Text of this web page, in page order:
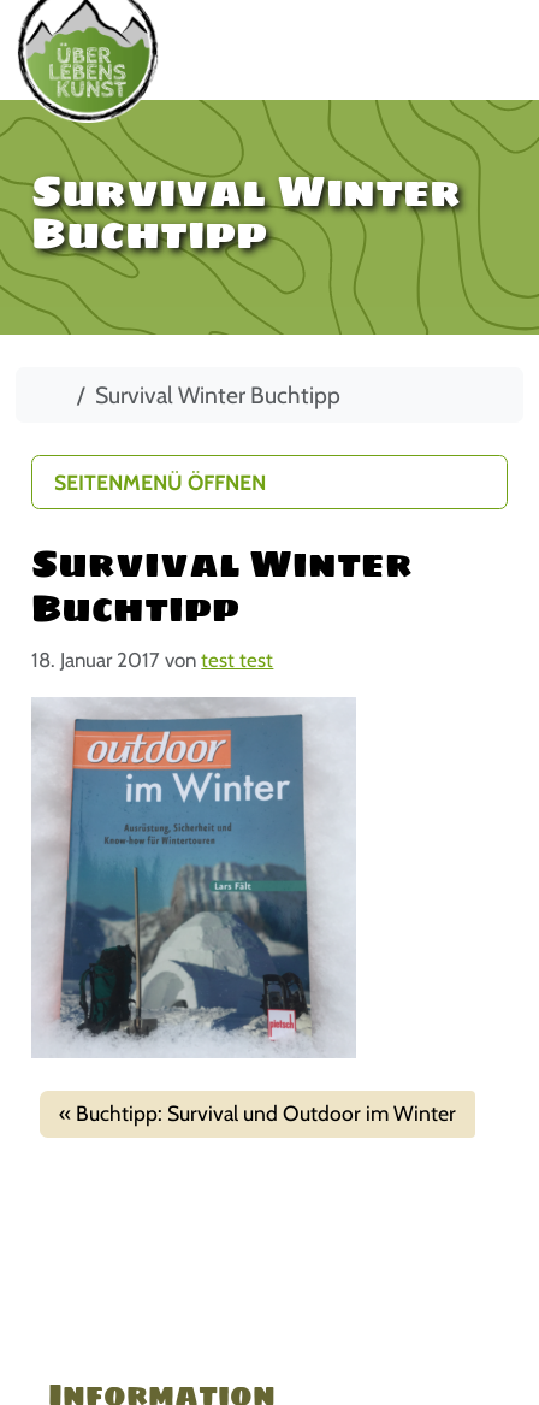
Survival Winter
Buchtipp
StartSurvival Winter Buchtipp
Survival Winter
Buchtipp
18. Januar 2017 vontest test
Buchtipp: Survival und Outdoor im Winter
SEITENMENÜ ÖFFNEN
Information